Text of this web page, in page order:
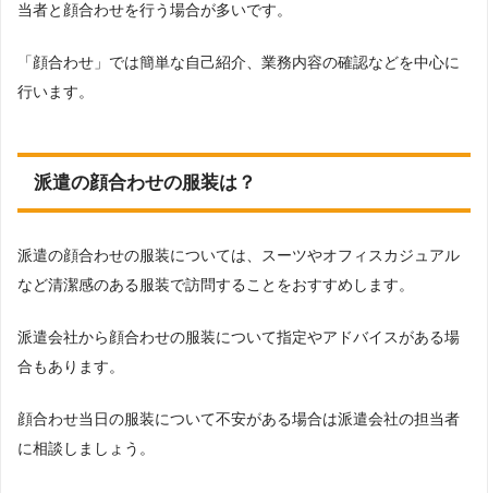
当者と顔合わせを行う場合が多いです。
「顔合わせ」では簡単な自己紹介、業務内容の確認などを中心に
行います。
派遣の顔合わせの服装は？
派遣の顔合わせの服装については、スーツやオフィスカジュアル
など清潔感のある服装で訪問することをおすすめします。
派遣会社から顔合わせの服装について指定やアドバイスがある場
合もあります。
顔合わせ当日の服装について不安がある場合は派遣会社の担当者
に相談しましょう。